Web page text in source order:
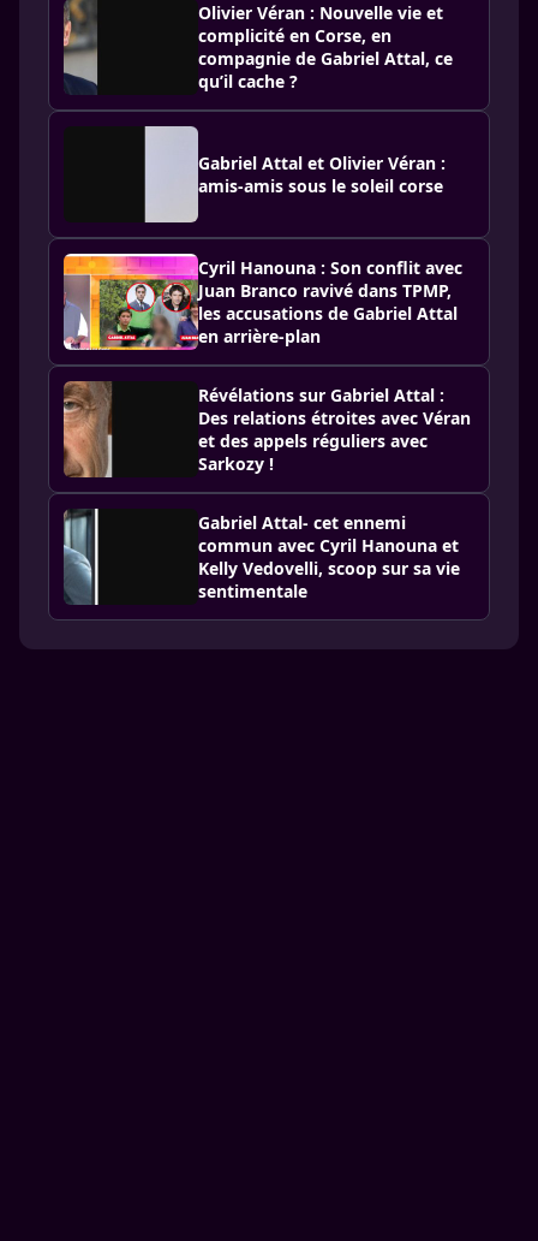
Olivier Véran : Nouvelle vie et
complicité en Corse, en
compagnie de Gabriel Attal, ce
qu’il cache ?
Gabriel Attal et Olivier Véran :
amis-amis sous le soleil corse
Cyril Hanouna : Son conflit avec
Juan Branco ravivé dans TPMP,
les accusations de Gabriel Attal
en arrière-plan
Révélations sur Gabriel Attal :
Des relations étroites avec Véran
et des appels réguliers avec
Sarkozy !
Gabriel Attal- cet ennemi
commun avec Cyril Hanouna et
Kelly Vedovelli, scoop sur sa vie
sentimentale